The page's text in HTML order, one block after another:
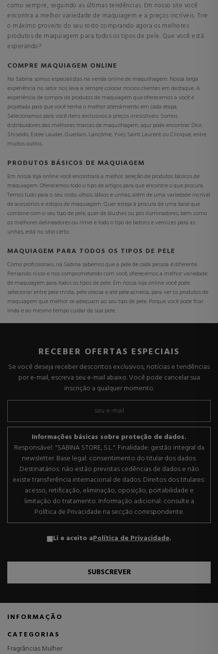
como sempre, seguindo as últimas tendências. Em nosso site você
encontra a melhor variedade de maquiagem e a preços incríveis. Tire
o máximo proveito do seu rosto comprando agora os melhores
produtos de maquiagem para todos os tipos de pele. Que você está
esperando?
COMPRE MAQUIAGEM ONLINE
Na Sabina somos especialistas na venda online de maquilhagem. Nossa larga
experiência no setor nos leva a sempre colocar nossos clientes em destaque. A
experiência de compra de produtos de maquiagem que oferecemos a você é
projetada para que você tenha o melhor atendimento em cada etapa.
Selecionamos para você itens exclusivos a preços irresistíveis. Somos
distribuidores das melhores marcas de maquilhagem; aqui pode encontrar Dior,
Shiseido, Estée Lauder, Guerlain, Lancôme, Yves Saint Laurent ou Clinique, entre
muitos outros.
PRODUTOS BÁSICOS DE MAQUIAGEM
Em nossa loja online você encontrará a melhor seleção de produtos básicos de
maquiagem. Oferecemos todo o tipo de artigos para que encontre o que procura.
Temos tudo para o seu rosto, olhos, lábios e unhas, além de uma variedade incrível
de acessórios e estojos de maquiagem. Quer esteja à procura de uma base que
combine com o seu tipo de pele, quer de blushes ou pós iluminadores, bem como
os melhores delineadores ou rímel e todo o tipo de batons e vernizes para as
unhas, está no sítio certo.
MAQUIAGEM PARA TODOS OS TIPOS DE PELE
Como profissionais, na Sabina sabemos que a pele de cada pessoa é diferente.
Pensando nisso e nos comprometendo com você, oferecemos a melhor variedade
de maquiagem para todos os tipos de pele. Em nossa loja online você pode
selecionar entre pele mista, pele oleosa e até pele acneica, para ver os produtos de
maquiagem que melhor se adequam ao seu tipo de pele. Porque você pode ficar
linda e ao mesmo tempo cuidar da sua pele.
RECEBER OFERTAS ESPECIAIS
Se você deseja receber descontos exclusivos, notícias e tendências
por e-mail, escreva seu e-mail abaixo. Você pode cancelar sua
inscrição a qualquer momento.
Informações básicas sobre proteção de dados.
Responsável: "SABINA STORE, S.L.". Finalidade: gestão integral da
newsletter. Base legal: consentimento do titular dos dados.
Destinatários: não estão previstas cedências de dados e não
existe transferência internacional de dados. Direitos dos titulares:
acesso, retificação, eliminação, oposição, portabilidade e
limitação do tratamento. Informação adicional: consulte a
Política de Privacidade na secção correspondente.
Li e aceito aPolítica de Privacidade.
SUBSCREVER
INFORMAÇÃO
CATEGORIAS
Fragrâncias Mulher